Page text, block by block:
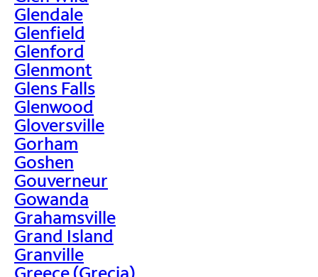
Glendale
Glenfield
Glenford
Glenmont
Glens Falls
Glenwood
Gloversville
Gorham
Goshen
Gouverneur
Gowanda
Grahamsville
Grand Island
Granville
Greece (Grecia)